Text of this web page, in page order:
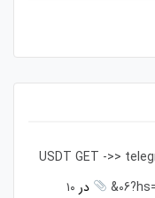
+ 457559 USDT GET -
در ۱۰